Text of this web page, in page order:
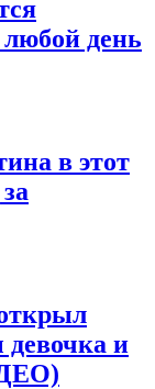
день
в этот
девочка и